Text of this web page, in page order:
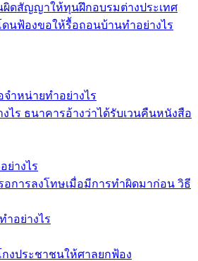
ผิดสัญญาให้ทุนฝึกอบรมต่างประเทศ
นฟ้องขอให้รื้อถอนบ้านทำอย่างไร
ำหน่ายทำอย่างไร
ร ธนาคารอ้างว่าได้รับเวนคืนหนังสือ
ย่างไร
การลงโทษเมื่อมีการทำผิดมาก่อน วิธี
อย่างไร
งประชาชนให้ศาลยกฟ้อง